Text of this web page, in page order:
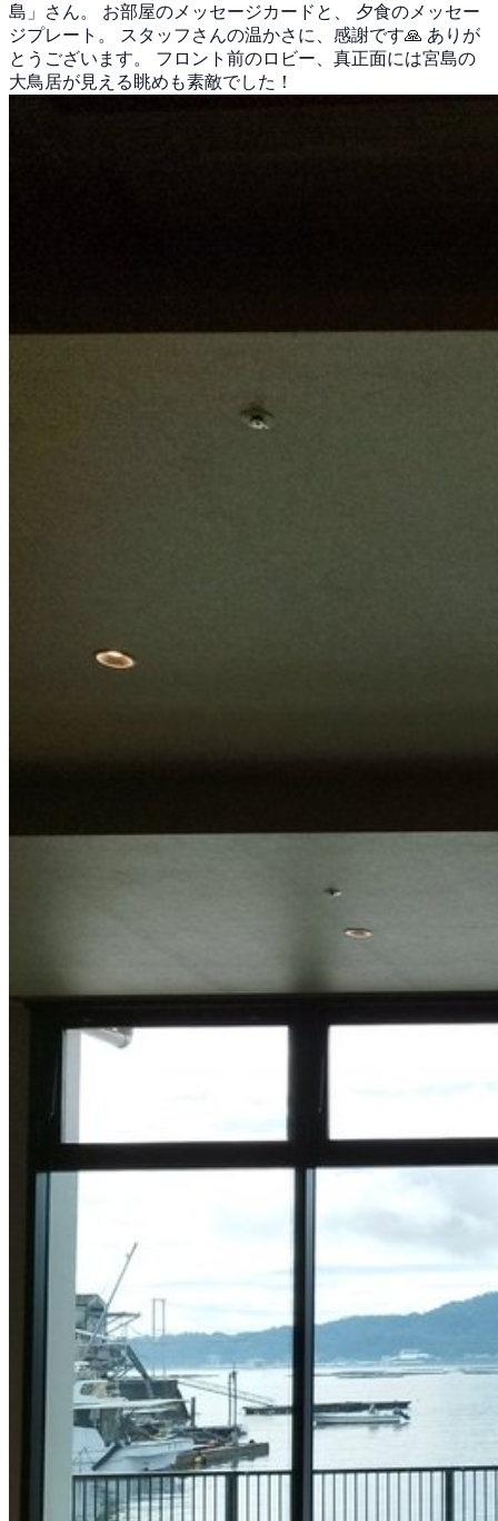
島」さん。 お部屋のメッセージカードと、 夕食のメッセー
ジプレート。 スタッフさんの温かさに、感謝です🙏 ありが
とうございます。 フロント前のロビー、真正面には宮島の
大鳥居が見える眺めも素敵でした！